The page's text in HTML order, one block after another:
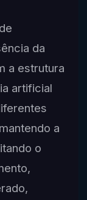
da
a estrutura
artificial
a
o